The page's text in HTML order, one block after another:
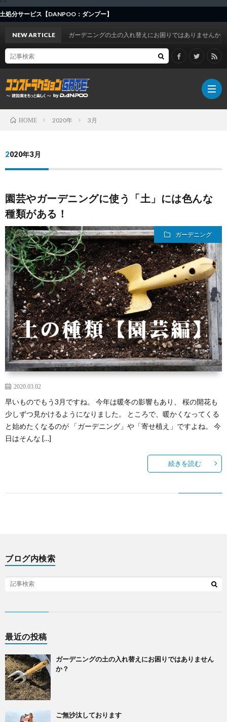
" "
ービス【DANPOO：ダンプー】
お
知
ら
せ
事
例
紹
介
建
設
関
連
情
報
ニ
ュ
ー
ス
メ
デ
ィ
ア
日々
の
出
イ
ベ
ト・
そ
他
NEW ARTICLE ガーデニングの土の入れ替えにお困りではありませんか？
HOME 2020年 3月
2020年3月
園芸やガーデニングに使う「土」には色んな
種類がある！
ガーデニング
2020.03.02
早いものでもう3月ですね。 今年は暖冬の影響もあり、 桜の開花も
少しずつ見かけるようになりました。 ところで、暖かくなってくる
と始めたくなるのが 「ガーデニング」や「寄せ植え」ですよね。 今
日はそんな […]
続きを読む
ブログ内検索
最近の投稿
ガーデニングの土の入れ替えにお困りではありません
か？
ご無沙汰しております